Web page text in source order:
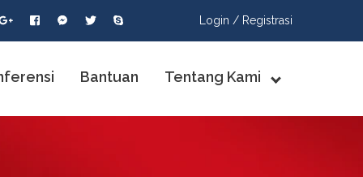
Login / Registrasi
Bantuan Tentang Kami